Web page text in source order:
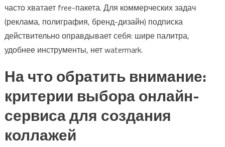
часто хватает free-пакета. Для коммерческих задач
(реклама, полиграфия, бренд-дизайн) подписка
действительно оправдывает себя: шире палитра,
удобнее инструменты, нет watermark.
На что обратить внимание:
критерии выбора онлайн-
сервиса для создания
коллажей